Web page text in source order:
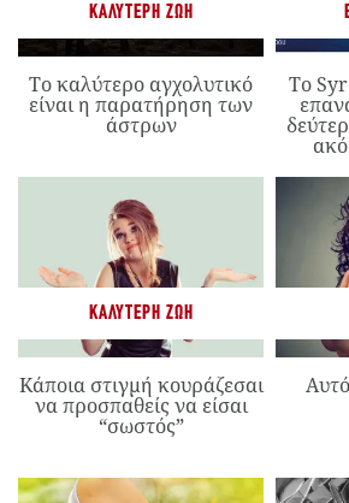
ΚΑΛΎΤΕΡΗ ΖΩΉ
Το καλύτερο αγχολυτικό
είναι η παρατήρηση των
άστρων
Το
ΚΑΛΎΤΕΡΗ ΖΩΉ
Κάποια στιγμή κουράζεσαι
να προσπαθείς να είσαι
“σωστός”